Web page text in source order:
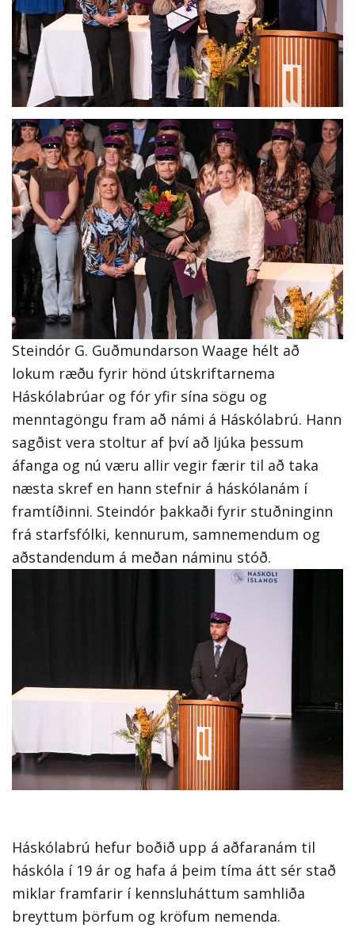
Steindór G. Guðmundarson Waage hélt að
lokum ræðu fyrir hönd útskriftarnema
Háskólabrúar og fór yfir sína sögu og
menntagöngu fram að námi á Háskólabrú. Hann
sagðist vera stoltur af því að ljúka þessum
áfanga og nú væru allir vegir færir til að taka
næsta skref en hann stefnir á háskólanám í
framtíðinni. Steindór þakkaði fyrir stuðninginn
frá starfsfólki, kennurum, samnemendum og
aðstandendum á meðan náminu stóð.
Háskólabrú hefur boðið upp á aðfaranám til
háskóla í 19 ár og hafa á þeim tíma átt sér stað
miklar framfarir í kennsluháttum samhliða
breyttum þörfum og kröfum nemenda.